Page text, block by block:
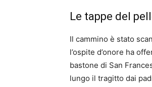
Le tappe del
Il cammino è stato
l’ospite d’onore ha
bastone di San
lungo il tragitto dai